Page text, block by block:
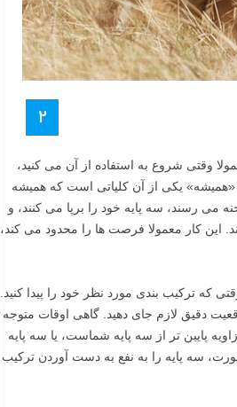
۲
وقتی شروع به استفاده از آن می کنید،
«همیشه» یکی از آن کلیاتی است که همیشه
رسند، سه پایه خود را برپا می کنند، و
این کار معمولا فرصت ها را محدود می کند،
که ترکیب بندی مورد نظر خود را پیدا کنید.
دقیق لازم جای دهید. گاهی اوقات متوجه
پایین تر از سه پایه شماست، یا سه پایه
سه پایه را به نفع به دست آوردن ترکیب